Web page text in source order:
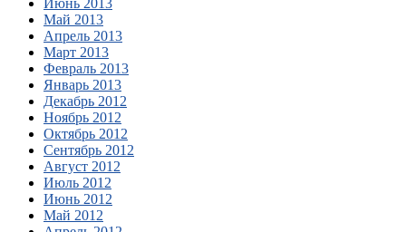
Июнь 2013
Май 2013
Апрель 2013
Март 2013
Февраль 2013
Январь 2013
Декабрь 2012
Ноябрь 2012
Октябрь 2012
Сентябрь 2012
Август 2012
Июль 2012
Июнь 2012
Май 2012